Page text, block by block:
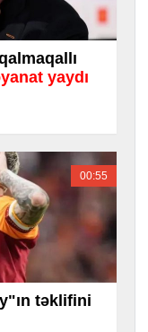
yaydı
00:55
təklifini